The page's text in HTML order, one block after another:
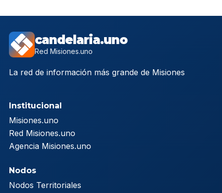
candelaria.uno
Red Misiones.uno
La red de información más grande de Misiones
Institucional
Misiones.uno
Red Misiones.uno
Agencia Misiones.uno
Nodos
Nodos Territoriales